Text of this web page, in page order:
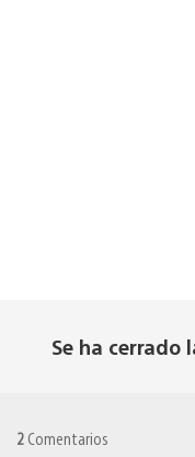
Se ha cerrado
2 Comentarios